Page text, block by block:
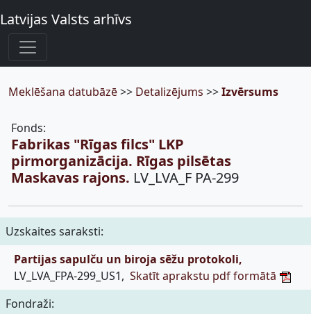
Latvijas Valsts arhīvs
Meklēšana datubāzē>> Detalizējums >>Izvērsums
Fonds:
Fabrikas "Rīgas filcs" LKP
pirmorganizācija. Rīgas pilsētas
Maskavas rajons. LV_LVA_F PA-299
Uzskaites saraksti:
Partijas sapulču un biroja sēžu protokoli,
LV_LVA_FPA-299_US1, Skatīt aprakstu pdf formātā
Fondraži: